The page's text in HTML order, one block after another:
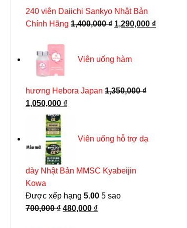
240 viên Daiichi Sankyo Nhật Bản
Chính Hãng 1,400,000₫ Giá
1,400,000 ₫.
1,290,000 ₫Giá
Viên uống hàm
hương Hebora Japan 1,350,000₫
Giá
1,350,000 ₫.
1,050,000 ₫Giá
Viên uống hỗ trợ dạ
dày Nhật Bản MMSC Kyabeijin
Kowa
Được xếp hạng 5.00 5 sao
700,000₫ Giá
480,000 ₫Giá
Viên uống NMN 18000 Aishodo của Nhật 90 viên
Được xếp hạng
gốc
là:
4,800,000 ₫.
hiện
THÊM VÀO GIỎ HÀNG